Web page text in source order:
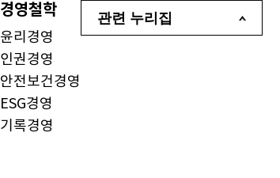
경영철학
윤리경영
인권경영
안전보건경영
ESG경영
기록경영
관련 누리집